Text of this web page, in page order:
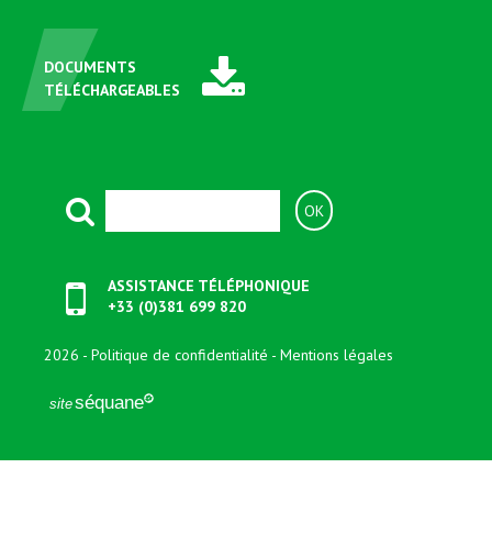
DOCUMENTS
TÉLÉCHARGEABLES
ASSISTANCE TÉLÉPHONIQUE
+33 (0)381 699 820
2026 Politique de confidentialité Mentions légales
siteséquane